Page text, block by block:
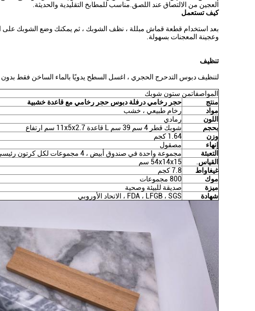
العجين من الالتصاق عند اللصق.مناسب للمطابخ التقليدية والحديثة.
كيف تستعمل
بعد استخدام قطعة قماش مبللة ، نظف الشوبك ، ثم يمكنك وضع الشوبك على
وعجينة المعجنات بسهولة.
تنظيف
لتنظيف دبوس التدحرج الحجري ، اغسل السطح يدويًا بالماء الساخن فقط
المواصفاتمن ستون شوبك
منتج
حجر رخامي درفلة دبوس حجر رخامي مع قاعدة خشبية
مواد
رخام طبيعي ، خشب
اللون
رمادي
بحجم
شوبك قطر 4 سم 39 سم L قاعدة 11x5x2.7 سم ارتفاع
وزن
1.64 كجم
إنهاء
مصقول
التعبئة
مجموعة واحدة في صندوق أبيض ، 4 مجموعات لكل كرتون رئيسي
القياس.
54x14x15 سم
غيغاواط
7.8 كجم
موك
800 مجموعات
ميزة
صديقة للبيئة وصحية
شهادة
FDA ، LFGB ، SGS ، الاتحاد الأوروبي